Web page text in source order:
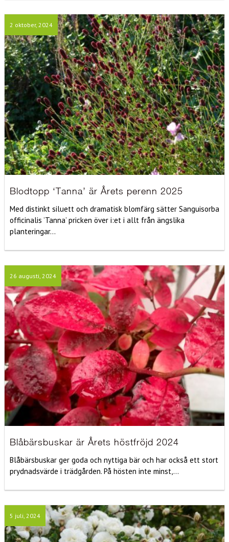
2 oktober, 2024
Blodtopp ‘Tanna’ är Årets perenn 2025
Med distinkt siluett och dramatisk blomfärg sätter Sanguisorba
officinalis ’Tanna’ pricken över i:et i allt från ängslika
planteringar...
26 augusti, 2024
Blåbärsbuskar är Årets höstfröjd 2024
Blåbärsbuskar ger goda och nyttiga bär och har också ett stort
prydnadsvärde i trädgården. På hösten inte minst,...
5 juli, 2024